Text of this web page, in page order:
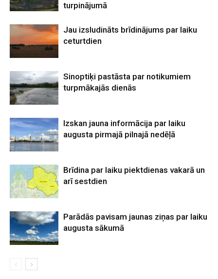
turpinājumā
Jau izsludināts brīdinājums par laiku
ceturtdien
Sinoptiķi pastāsta par notikumiem
turpmākajās dienās
Izskan jauna informācija par laiku
augusta pirmajā pilnajā nedēļā
Brīdina par laiku piektdienas vakarā un
arī sestdien
Parādās pavisam jaunas ziņas par laiku
augusta sākumā